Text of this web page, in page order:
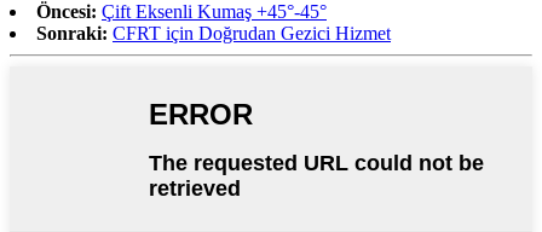
Öncesi: Çift Eksenli Kumaş +45°-45°
Sonraki: CFRT için Doğrudan Gezici Hizmet